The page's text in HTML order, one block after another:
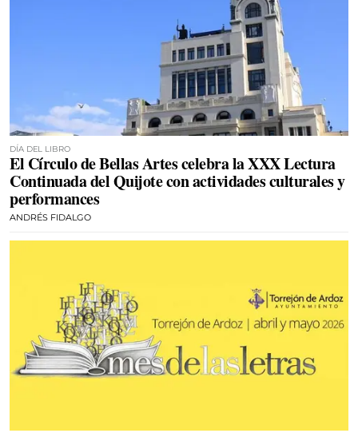
DÍA DEL LIBRO
El Círculo de Bellas Artes celebra la XXX Lectura
Continuada del Quijote con actividades culturales y
performances
ANDRÉS FIDALGO